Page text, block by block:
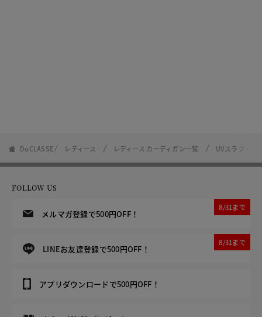
DoCLASSE レディース レディース カーディガン一覧 UVスラブ・バ
FOLLOW US
メルマガ登録で500円OFF！
8/31まで
LINEお友達登録で500円OFF！
8/31まで
アプリダウンロードで500円OFF！